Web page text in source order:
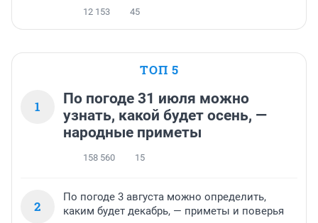
12 153 45
ТОП 5
1
По погоде 31 июля можно
узнать, какой будет осень, —
народные приметы
158 560 15
2
По погоде 3 августа можно определить,
каким будет декабрь, — приметы и поверья